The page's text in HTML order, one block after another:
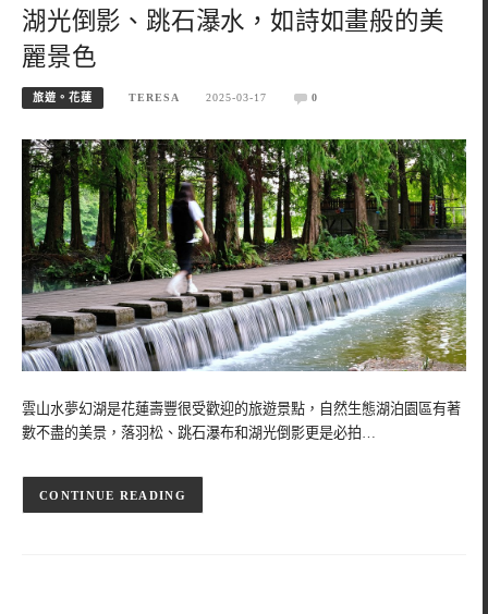
湖光倒影、跳石瀑水，如詩如畫般的美
麗景色
旅遊。花蓮 TERESA 2025-03-17 0
雲山水夢幻湖是花蓮壽豐很受歡迎的旅遊景點，自然生態湖泊園區有著
數不盡的美景，落羽松、跳石瀑布和湖光倒影更是必拍…
CONTINUE READING